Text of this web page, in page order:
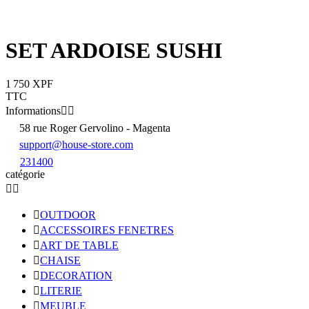
SET ARDOISE SUSHI
1 750 XPF
TTC
Informations 
58 rue Roger Gervolino - Magenta
support@house-store.com
231400
catégorie
 
OUTDOOR
ACCESSOIRES FENETRES
ART DE TABLE
CHAISE
DECORATION
LITERIE
MEUBLE